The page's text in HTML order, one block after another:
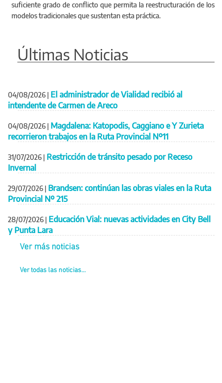
suficiente grado de conflicto que permita la reestructuración de los
modelos tradicionales que sustentan esta práctica.
Últimas Noticias
04/08/2026 | El administrador de Vialidad recibió al
intendente de Carmen de Areco
04/08/2026 | Magdalena: Katopodis, Caggiano e Y Zurieta
recorrieron trabajos en la Ruta Provincial Nº11
31/07/2026 | Restricción de tránsito pesado por Receso
Invernal
29/07/2026 | Brandsen: continúan las obras viales en la Ruta
Provincial Nº 215
28/07/2026 | Educación Vial: nuevas actividades en City Bell
y Punta Lara
Ver más noticias
Ver todas las noticias...